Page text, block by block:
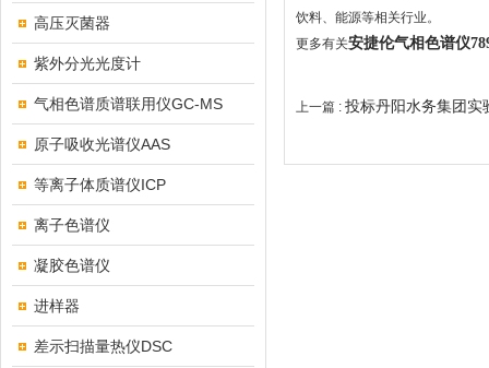
高压灭菌器
紫外分光光度计
气相色谱质谱联用仪GC-MS
原子吸收光谱仪AAS
等离子体质谱仪ICP
离子色谱仪
凝胶色谱仪
进样器
差示扫描量热仪DSC
饮料、能源等相关行业。
更多有关安捷伦气相色谱仪
上一篇 : 投标丹阳水务集团实